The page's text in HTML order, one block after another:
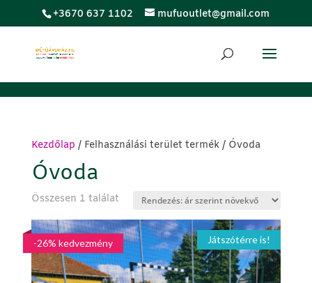
+3670 637 1102 mufuoutlet@gmail.com
Kezdőlap / Felhasználási terület termék / Óvoda
Óvoda
Összesen 1 találat
Játszótérre is!
-26% kedvezmény